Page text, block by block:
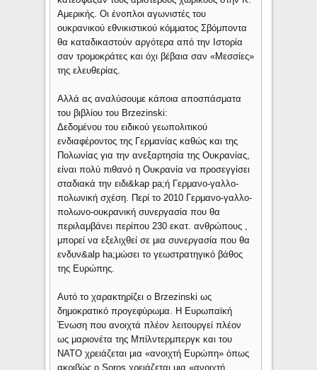
Αμερικής. Οι ένοπλοι αγωνιστές του
ουκρανικού εθνικιστικού κόμματος Σβόμποντα
θα καταδικαστούν αργότερα από την Iστορία
σαν τρομοκράτες και όχι βέβαια σαν «Μεσσίες»
της ελευθερίας.
Αλλά ας αναλύσουμε κάποια αποσπάσματα
του βιβλίου του Brzezinski:
Δεδομένου του ειδικού γεωπολιτικού
ενδιαφέροντος της Γερμανίας καθώς και της
Πολωνίας για την ανεξαρτησία της Ουκρανίας,
είναι πολύ πιθανό η Ουκρανία να προσεγγίσει
σταδιακά την ειδι&kap pa;ή Γερμανο-γαλλο-
πολωνική σχέση. Περί το 2010 Γερμανο-γαλλο-
πολωνο-ουκρανική συνεργασία που θα
περιλαμβάνει περίπου 230 εκατ. ανθρώπους ,
μπορεί να εξελιχθεί σε μια συνεργασία που θα
ενδυν&alp ha;μώσει το γεωστρατηγικό βάθος
της Ευρώπης.
Αυτό το χαρακτηρίζει ο Brzezinski ως
δημοκρατικό προγεφύρωμα. Η Ευρωπαϊκή
Ένωση που ανοιχτά πλέον λειτουργεί πλέον
ως μαριονέτα της Μπίλντερμπεργκ και του
ΝΑΤΟ χρειάζεται μια «ανοιχτή Ευρώπη» όπως
ακριβώς ο Soros χρειάζεται μια «ανοιχτή